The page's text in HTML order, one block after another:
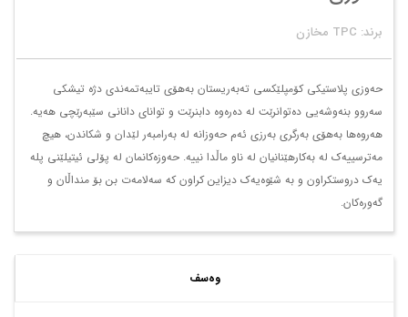
برند: TPC مخازن
حەوزی پلاستیکی کۆمپلێکسی تەبەریستان بەهۆی تایبەتمەندی دژە تیشکی
سەروو بنەوشەیی دەتوانرێت لە دەرەوە دابنرێت و توانای دانانی سێبەرێچی هەیە.
هەروەها بەهۆی بەرگری بەرزی ئەم حەوزانە لە بەرامبەر لێدان و شکاندن، هیچ
مەترسییەک لە بەکارهێنانیان لە ناو ماڵدا نییە. حەوزەکانمان لە پۆلی ئیتیلێنی پلە
یەک دروستکراون و بە شێوەیەک دیزاین کراون کە سەلامەت بن بۆ منداڵان و
گەورەکان.
وەسف